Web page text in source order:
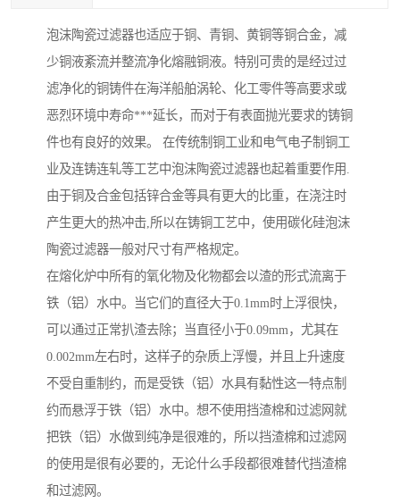
泡沫陶瓷过滤器也适应于铜、青铜、黄铜等铜合金，减
少铜液紊流并整流净化熔融铜液。特别可贵的是经过过
滤净化的铜铸件在海洋船舶涡轮、化工零件等高要求或
恶烈环境中寿命***延长，而对于有表面抛光要求的铸铜
件也有良好的效果。 在传统制铜工业和电气电子制铜工
业及连铸连轧等工艺中泡沫陶瓷过滤器也起着重要作用.
由于铜及合金包括锌合金等具有更大的比重，在浇注时
产生更大的热冲击,所以在铸铜工艺中，使用碳化硅泡沫
陶瓷过滤器一般对尺寸有严格规定。
在熔化炉中所有的氧化物及化物都会以渣的形式流离于
铁（铝）水中。当它们的直径大于0.1mm时上浮很快，
可以通过正常扒渣去除；当直径小于0.09mm，尤其在
0.002mm左右时，这样子的杂质上浮慢，并且上升速度
不受自重制约，而是受铁（铝）水具有黏性这一特点制
约而悬浮于铁（铝）水中。想不使用挡渣棉和过滤网就
把铁（铝）水做到纯净是很难的，所以挡渣棉和过滤网
的使用是很有必要的，无论什么手段都很难替代挡渣棉
和过滤网。